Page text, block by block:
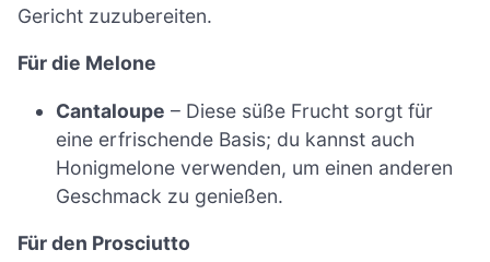
Gericht zuzubereiten.
Für die Melone
Cantaloupe – Diese süße Frucht sorgt für
eine erfrischende Basis; du kannst auch
Honigmelone verwenden, um einen anderen
Geschmack zu genießen.
Für den Prosciutto